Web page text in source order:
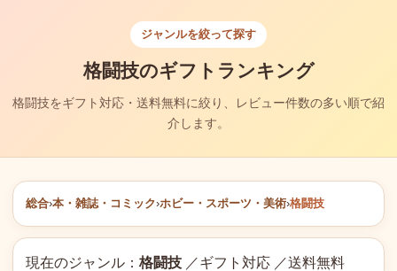
ジャンルを絞って探す
格闘技のギフトランキング
格闘技をギフト対応・送料無料に絞り、レビュー件数の多い順で紹
介します。
総合›本・雑誌・コミック›ホビー・スポーツ・美術›格闘技
現在のジャンル： 格闘技 ／ギフト対応 ／送料無料